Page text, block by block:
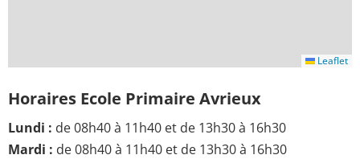
Leaflet
Horaires Ecole Primaire Avrieux
Lundi : de 08h40 à 11h40 et de 13h30 à 16h30
Mardi : de 08h40 à 11h40 et de 13h30 à 16h30